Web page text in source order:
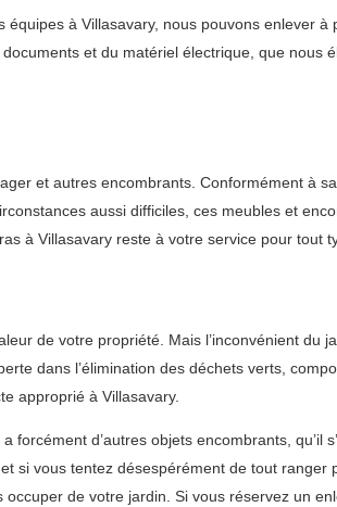
à Villasavary, nous pouvons enlever à
et du matériel électrique, que nous
et autres encombrants. Conformément à
aussi difficiles, ces meubles et
à Villasavary reste à votre service pour tout
de votre propriété. Mais l’inconvénient du
dans l’élimination des déchets verts,
approprié à Villasavary.
d’autres objets encombrants, qu’il
si vous tentez désespérément de tout ranger
de votre jardin. Si vous réservez un